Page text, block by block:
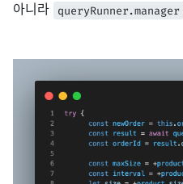
아니라
queryRunner.manager